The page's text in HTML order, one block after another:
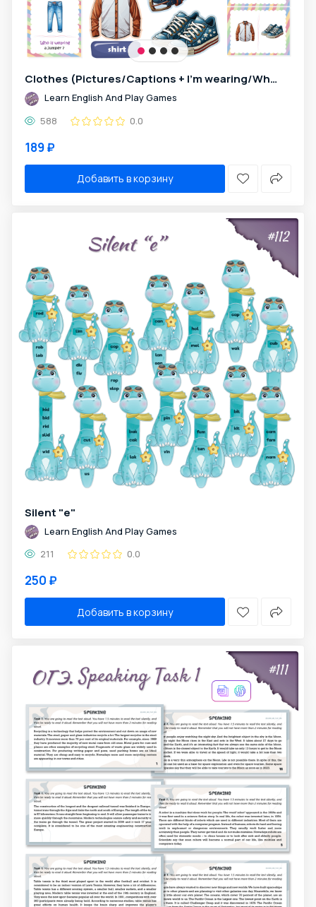
Clothes (Pictures/Captions + I'm wearing/Who's wearing + Dominoes)
Learn English And Play Games
588
0.0
189 ₽
Добавить в корзину
Silent "e"
Learn English And Play Games
211
0.0
250 ₽
Добавить в корзину